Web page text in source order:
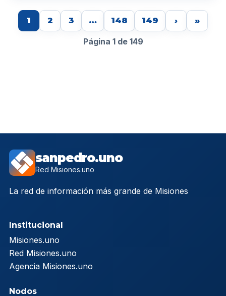
1 2 3 … 148 149 › »
Página 1 de 149
sanpedro.uno
Red Misiones.uno
La red de información más grande de Misiones
Institucional
Misiones.uno
Red Misiones.uno
Agencia Misiones.uno
Nodos